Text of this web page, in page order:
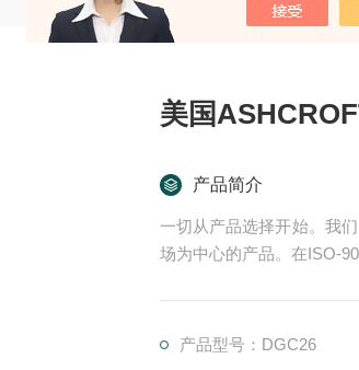
美国
产品简介
一切从产品选择开始。我
场为中心的产品。在ISO-
尾流频率计算器 （WFC）
产品型号：DGC26